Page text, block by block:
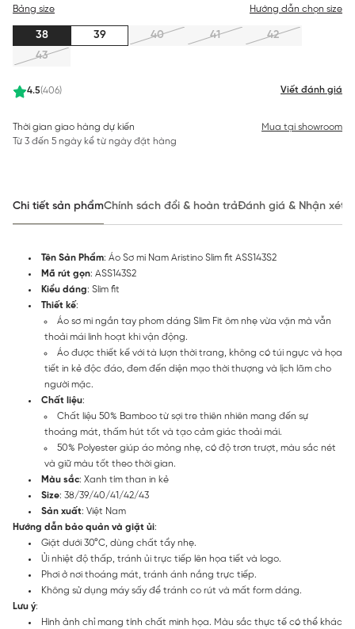
4.5(406) Viết đánh giá
Bảng size Hướng dẫn chọn size
38 39 40 41
42
43
Thời gian giao hàng dự kiến
Từ 3 đến 5 ngày kể từ ngày đặt hàng
Mua tại showroom
Chi tiết sản phẩmChính sách đổi & hoàn trảĐánh giá & Nhận xét
Tên Sản Phẩm: Áo Sơ mi Nam Aristino Slim fit ASS143S2
Mã rút gọn: ASS143S2
Kiểu dáng: Slim fit
Thiết kế:
Áo sơ mi ngắn tay phom dáng Slim Fit ôm nhẹ vừa vặn mà vẫn
thoải mái linh hoạt khi vận động.
Áo được thiết kế với tà lượn thời trang, không có túi ngực và họa
tiết in kẻ độc đáo, đem đến diện mạo thời thượng và lịch lãm cho
người mặc.
Chất liệu:
Chất liệu 50% Bamboo từ sợi tre thiên nhiên mang đến sự
thoáng mát, thấm hút tốt và tạo cảm giác thoải mái.
50% Polyester giúp áo mỏng nhẹ, có độ trơn trượt, màu sắc nét
và giữ màu tốt theo thời gian.
Màu sắc: Xanh tím than in kẻ
Size: 38/39/40/41/42/43
Sản xuất: Việt Nam
Hướng dẫn bảo quản và giặt ủi:
Giặt dưới 30°C, dùng chất tẩy nhẹ.
Ủi nhiệt độ thấp, tránh ủi trực tiếp lên họa tiết và logo.
Phơi ở nơi thoáng mát, tránh ánh nắng trực tiếp.
Không sử dụng máy sấy để tránh co rút và mất form dáng.
Lưu ý:
Hình ảnh chỉ mang tính chất minh họa. Màu sắc thực tế có thể khác